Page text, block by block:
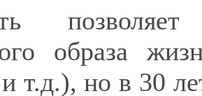
позволяет
образа
и т.д.), но в 30